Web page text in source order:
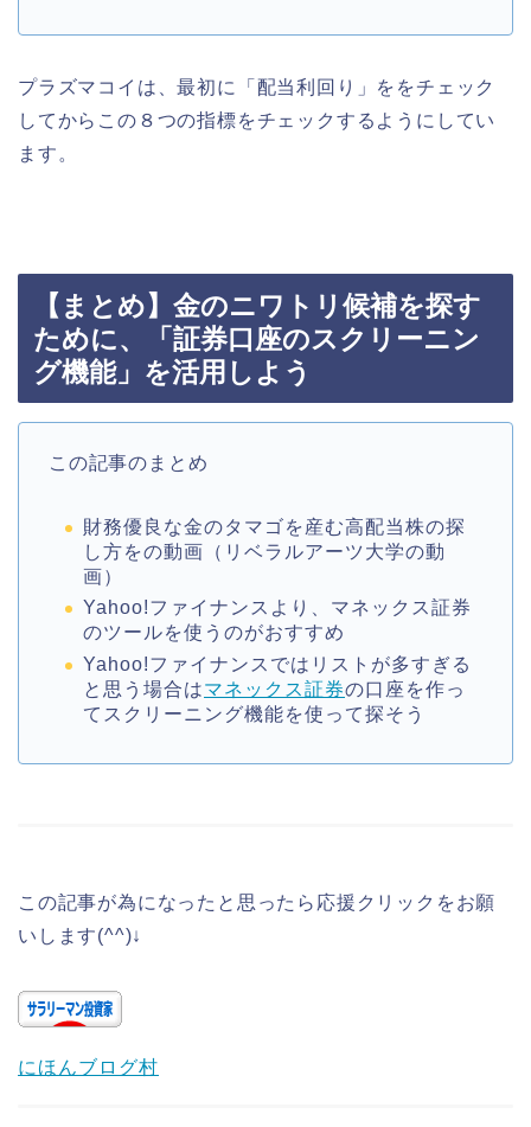
プラズマコイは、最初に「配当利回り」ををチェック
してからこの８つの指標をチェックするようにしてい
ます。
【まとめ】金のニワトリ候補を探す
ために、「証券口座のスクリーニン
グ機能」を活用しよう
この記事のまとめ
財務優良な金のタマゴを産む高配当株の探
し方をの動画（リベラルアーツ大学の動
画）
Yahoo!ファイナンスより、マネックス証券
のツールを使うのがおすすめ
Yahoo!ファイナンスではリストが多すぎる
と思う場合はマネックス証券の口座を作っ
てスクリーニング機能を使って探そう
この記事が為になったと思ったら応援クリックをお願
いします(^^)↓
にほんブログ村